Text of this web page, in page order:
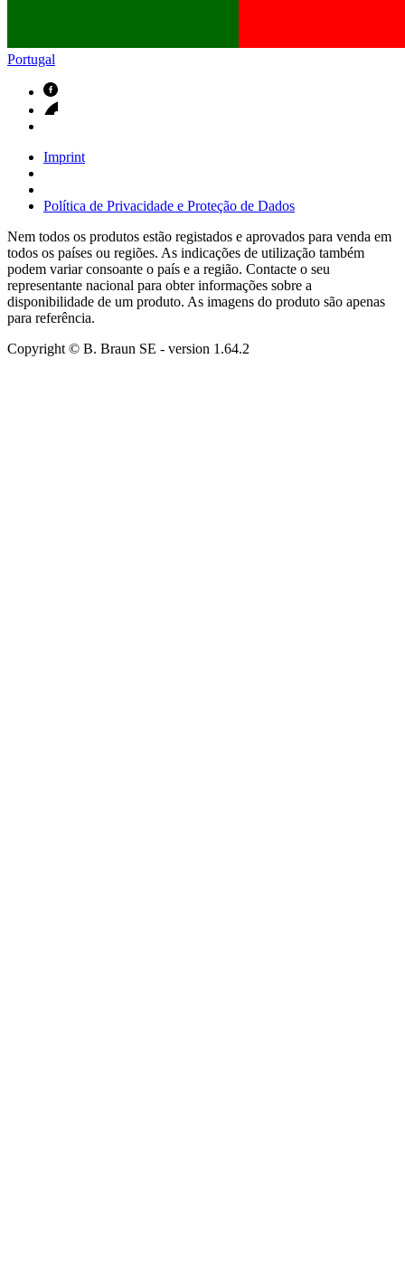
Portugal
Imprint
Política de Privacidade e Proteção de Dados
Nem todos os produtos estão registados e aprovados para venda em
todos os países ou regiões. As indicações de utilização também
podem variar consoante o país e a região. Contacte o seu
representante nacional para obter informações sobre a
disponibilidade de um produto. As imagens do produto são apenas
para referência.
Copyright © B. Braun SE - version 1.64.2